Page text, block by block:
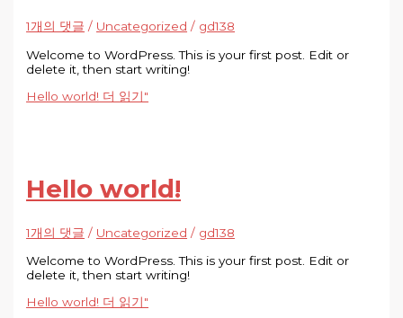
1개의 댓글 / Uncategorized / gd138
Welcome to WordPress. This is your first post. Edit or
delete it, then start writing!
Hello world! 더 읽기"
Hello world!
1개의 댓글 / Uncategorized / gd138
Welcome to WordPress. This is your first post. Edit or
delete it, then start writing!
Hello world! 더 읽기"